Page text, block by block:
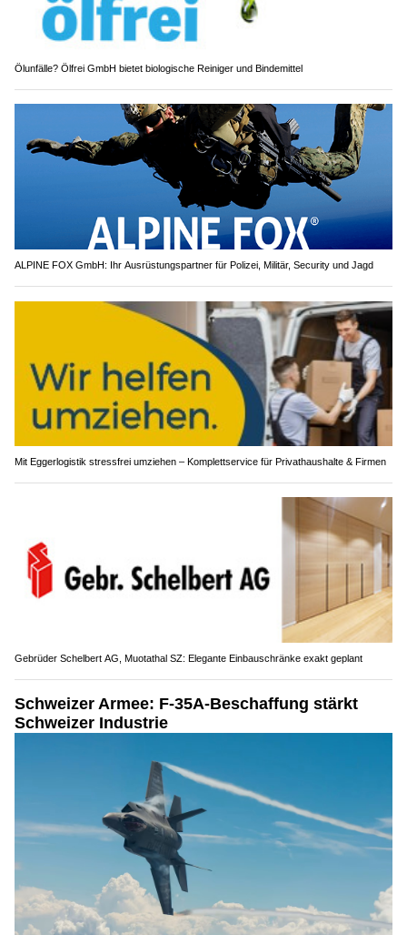
Ölunfälle? Ölfrei GmbH bietet biologische Reiniger und Bindemittel
ALPINE FOX GmbH: Ihr Ausrüstungspartner für Polizei, Militär, Security und Jagd
Mit Eggerlogistik stressfrei umziehen – Komplettservice für Privathaushalte & Firmen
Gebrüder Schelbert AG, Muotathal SZ: Elegante Einbauschränke exakt geplant
Schweizer Armee: F-35A-Beschaffung stärkt
Schweizer Industrie